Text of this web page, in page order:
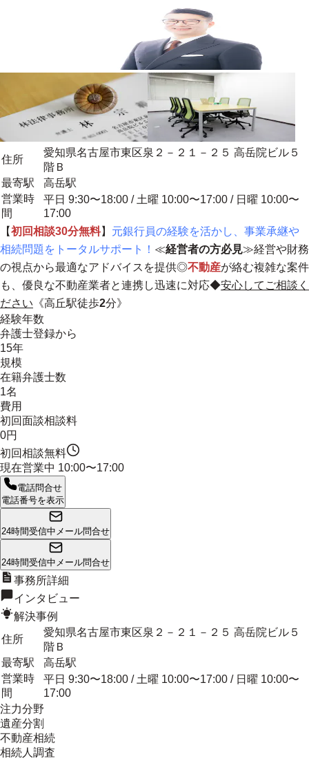
住所
愛知県名古屋市東区泉２－２１－２５ 高岳院ビル５
階Ｂ
最寄駅
高岳駅
営業時
間
平日 9:30〜18:00 / 土曜 10:00〜17:00 / 日曜 10:00〜
17:00
【初回相談30分無料】 元銀行員の経験を活かし、事業承継や
相続問題をトータルサポート！ ≪経営者の方必見≫経営や財務
の視点から最適なアドバイスを提供◎不動産が絡む複雑な案件
も、優良な不動産業者と連携し迅速に対応◆安心してご相談く
ださい 《高丘駅徒歩2分》
経験年数
弁護士登録から
15年
規模
在籍弁護士数
1名
費用
初回面談相談料
0円
初回相談無料
現在営業中 10:00〜17:00
電話問合せ
電話番号を表示
24時間受信中 メール問合せ
24時間受信中 メール問合せ
事務所詳細
インタビュー
解決事例
住所
愛知県名古屋市東区泉２－２１－２５ 高岳院ビル５
階Ｂ
最寄駅
高岳駅
営業時
間
平日 9:30〜18:00 / 土曜 10:00〜17:00 / 日曜 10:00〜
17:00
注力分野
遺産分割
不動産相続
相続人調査